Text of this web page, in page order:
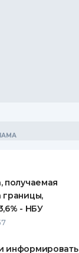
получаемая
границы,
- НБУ
информировать